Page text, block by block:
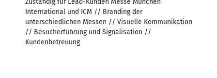
International und ICM // Branding der
unterschiedlichen Messen // Visuelle Kommunikation
// Besucherführung und Signalisation //
Kundenbetreuung